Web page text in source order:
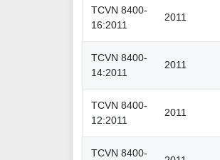
TCVN 8400-
16:2011
2011
TCVN 8400-
14:2011
2011
TCVN 8400-
12:2011
2011
TCVN 8400-